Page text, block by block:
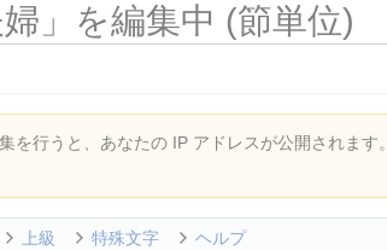
」を編集中 (節単位)
を行うと、あなたの IP アドレスが公開されます。
上級 特殊文字 ヘルプ